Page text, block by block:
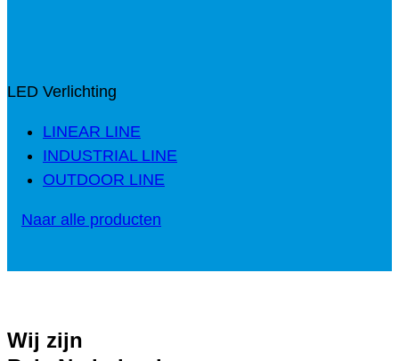
LED Verlichting
LINEAR LINE
INDUSTRIAL LINE
OUTDOOR LINE
Naar alle producten
Wij zijn